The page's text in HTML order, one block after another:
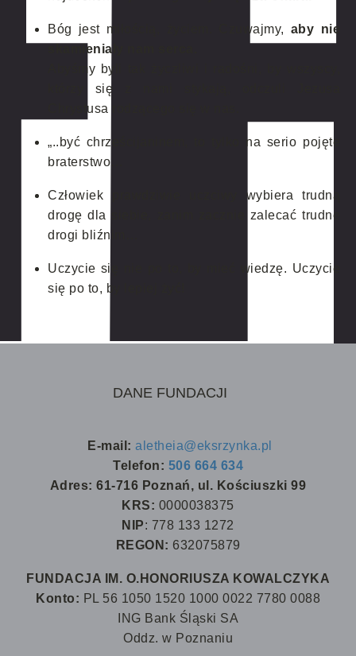
Bóg jest miłością, życiem. Czuwajmy, aby nie
skamieniały nam serca.
Abyśmy byli tak życzliwi i radośni, by wszyscy,
którzy się z nami stykają, odczuli Jezusa
Chrystusa rodzącego się w nas.
„..być chrześcijaninem, to tylko na serio pojęte
braterstwo…
Człowiek prawdziwie uczciwy wybiera trudną
drogę dla siebie, zanim zacznie zalecać trudne
drogi bliźnim…
Uczycie się nie po to, by mieć wiedzę. Uczycie
się po to, by lepiej żyć!
DANE FUNDACJI
E-mail: aletheia@eksrzynka.pl
Telefon: 506 664 634
Adres: 61-716 Poznań, ul. Kościuszki 99
KRS: 0000038375
NIP: 778 133 1272
REGON: 632075879
FUNDACJA IM. O.HONORIUSZA KOWALCZYKA
Konto: PL 56 1050 1520 1000 0022 7780 0088
ING Bank Śląski SA
Oddz. w Poznaniu